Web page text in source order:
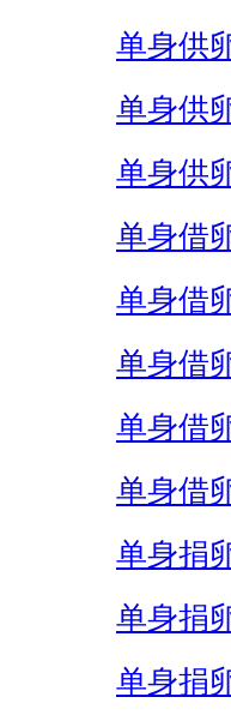
单身供
单身供
单身供
单身借
单身借
单身借
单身借
单身借
单身捐
单身捐
单身捐